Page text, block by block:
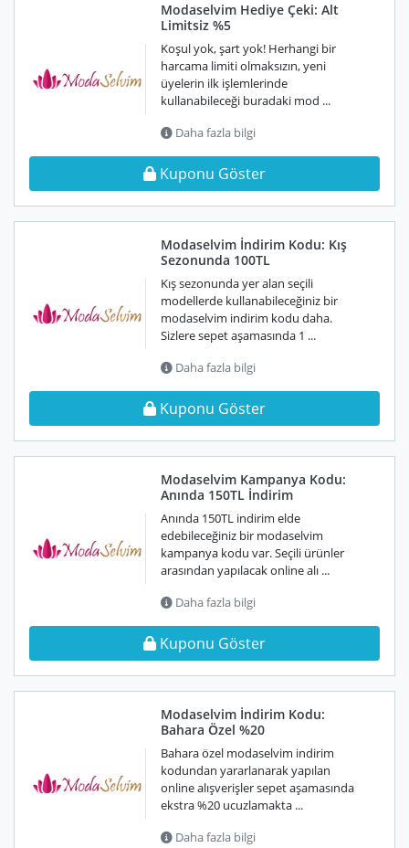
Modaselvim Hediye Çeki: Alt
Limitsiz %5
Koşul yok, şart yok! Herhangi bir
harcama limiti olmaksızın, yeni
üyelerin ilk işlemlerinde
kullanabileceği buradaki mod ...
Daha fazla bilgi
Kuponu Göster
Modaselvim İndirim Kodu: Kış
Sezonunda 100TL
Kış sezonunda yer alan seçili
modellerde kullanabileceğiniz bir
modaselvim indirim kodu daha.
Sizlere sepet aşamasında 1 ...
Daha fazla bilgi
Kuponu Göster
Modaselvim Kampanya Kodu:
Anında 150TL İndirim
Anında 150TL indirim elde
edebileceğiniz bir modaselvim
kampanya kodu var. Seçili ürünler
arasından yapılacak online alı ...
Daha fazla bilgi
Kuponu Göster
Modaselvim İndirim Kodu:
Bahara Özel %20
Bahara özel modaselvim indirim
kodundan yararlanarak yapılan
online alışverişler sepet aşamasında
ekstra %20 ucuzlamakta ...
Daha fazla bilgi